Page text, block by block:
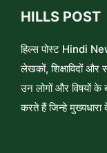
HILLS POST
हिल्स पोस्ट Hindi
लेखकों, शिक्षाविदों और
उन लोगों और विषयों
करते हैं जिन्हे मुख्यधारा